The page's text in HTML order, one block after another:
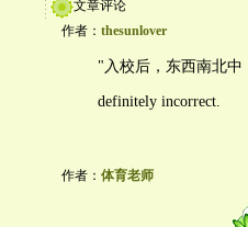
文章评论
作者： thesunlover
"入校后，东西南北
definitely incorrect.
作者： 体育老师